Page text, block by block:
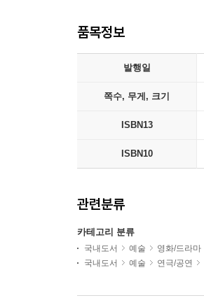
품목정보
발행일
쪽수, 무게, 크기
ISBN13
ISBN10
관련분류
카테고리 분류
국내도서 예술 영화/드라마
국내도서
예술 연극/공연